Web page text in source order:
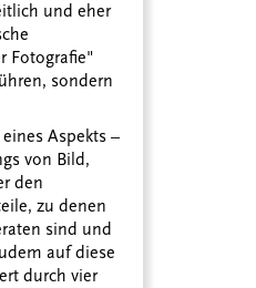
und eher
Fotografie"
sondern
Aspekts –
von Bild,
den
zu denen
sind und
auf diese
durch vier